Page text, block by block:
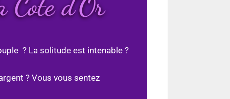
? La solitude est intenable ?
? Vous vous sentez